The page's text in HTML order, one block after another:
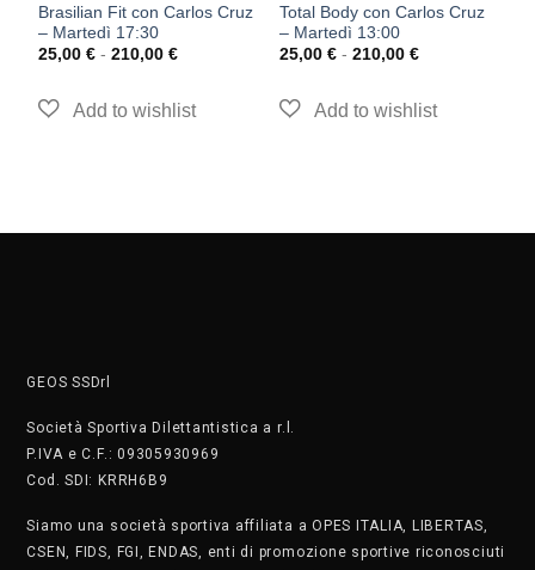
Brasilian Fit con Carlos Cruz
– Martedì 17:30
25,00€ - 210,00€
Total Body con Carlos Cruz
– Martedì 13:00
25,00 € - 210,00 €
GEOS SSDrl
Società Sportiva Dilettantistica a r.l.
P.IVA e C.F.: 09305930969
Cod. SDI: KRRH6B9
Siamo una società sportiva affiliata a OPES ITALIA, LIBERTAS,
CSEN, FIDS, FGI, ENDAS, enti di promozione sportive riconosciuti